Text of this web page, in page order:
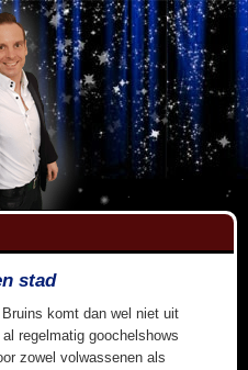
stad
komt dan wel niet uit
regelmatig goochelshows
zowel volwassenen als